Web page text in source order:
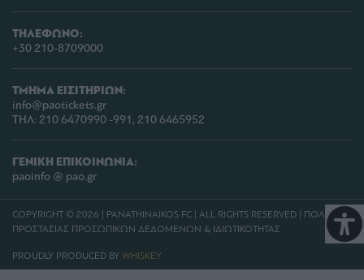
ΤΗΛΕΦΩΝΟ:
+30 210-8709000
ΤΜΗΜΑ ΕΙΣΙΤΗΡΙΩΝ:
info@paotickets.gr
ΤΗΛ: 210 6470990 -991, 210 6465952
ΓΕΝΙΚΗ ΕΠΙΚΟΙΝΩΝΙΑ:
paoinfo @ pao.gr
COPYRIGHT © 2026 | PANATHINAIKOS FC | ALL RIGHTS RESERVED | ΠΟΛΙΤΙΚΗ
ΠΡΟΣΤΑΣΙΑΣ ΠΡΟΣΩΠΙΚΩΝ ΔΕΔΟΜΕΝΩΝ & ΙΔΙΩΤΙΚΟΤΗΤΑΣ
PROUDLY PRODUCED BY WHISKEY